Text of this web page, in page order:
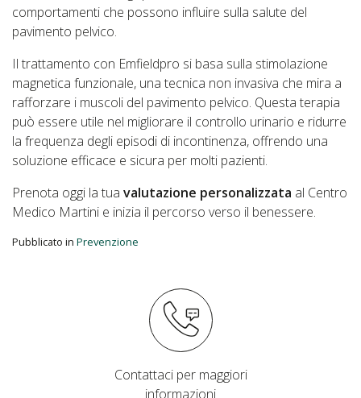
comportamenti che possono influire sulla salute del
pavimento pelvico.
Il trattamento con Emfieldpro si basa sulla stimolazione
magnetica funzionale, una tecnica non invasiva che mira a
rafforzare i muscoli del pavimento pelvico. Questa terapia
può essere utile nel migliorare il controllo urinario e ridurre
la frequenza degli episodi di incontinenza, offrendo una
soluzione efficace e sicura per molti pazienti.
Prenota oggi la tua valutazione personalizzata al Centro
Medico Martini e inizia il percorso verso il benessere.
Pubblicato in Prevenzione
Contattaci per maggiori
informazioni